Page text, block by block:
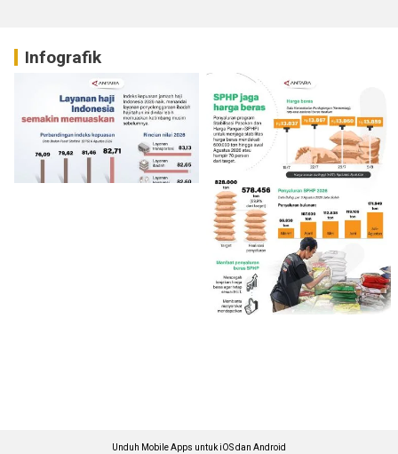
Infografik
Unduh Mobile Apps untuk iOS dan Android